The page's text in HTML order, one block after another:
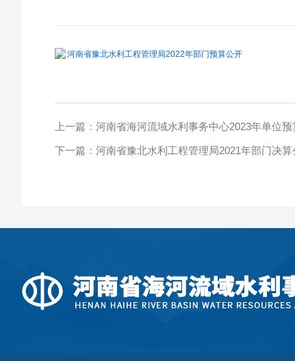
河南省豫北水利工程管理局2022年部门预算公开
上一篇： 河南省海河流域水利事务中心2023年单位预
下一篇： 河南省豫北水利工程管理局2021年部门决算